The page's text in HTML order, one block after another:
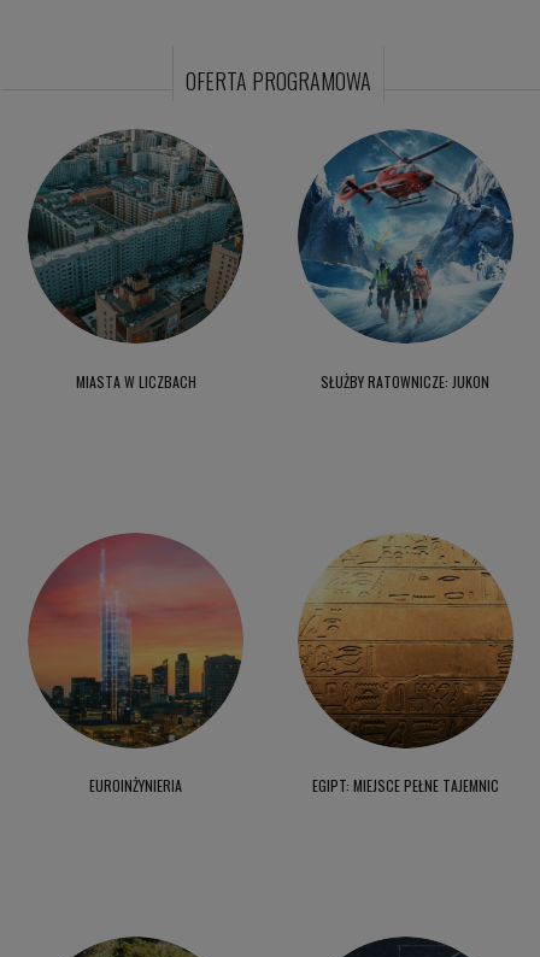
OFERTA PROGRAMOWA
MIASTA W LICZBACH SŁUŻBY RATOWNICZE: JUKON
EUROINŻYNIERIA EGIPT: MIEJSCE PEŁNE TAJEMNIC